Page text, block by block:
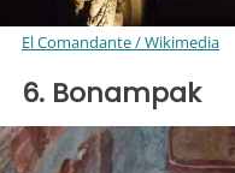
El Comandante / Wikimedia
6. Bonampak